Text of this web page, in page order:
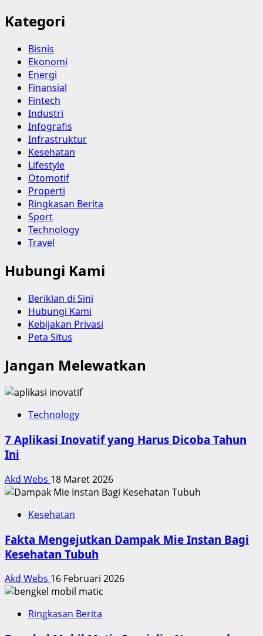
Kategori
Bisnis
Ekonomi
Energi
Finansial
Fintech
Industri
Infografis
Infrastruktur
Kesehatan
Lifestyle
Otomotif
Properti
Ringkasan Berita
Sport
Technology
Travel
Hubungi Kami
Beriklan di Sini
Hubungi Kami
Kebijakan Privasi
Peta Situs
Jangan Melewatkan
Technology
7 Aplikasi Inovatif yang Harus Dicoba Tahun
Ini
Akd Webs 18 Maret 2026
Kesehatan
Fakta Mengejutkan Dampak Mie Instan Bagi
Kesehatan Tubuh
Akd Webs 16 Februari 2026
Ringkasan Berita